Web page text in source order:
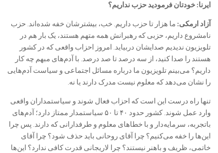
ایرنا: خودتان فرمودید حزب نداریم؟
آزاد ارمکی: ما هزار تا حزب داریم. خب، بیشترشان خفه شده‌اند. حزب
نامشروع داریم، حزبی که رهبرانش همه متهم هستند، یک بار هم در
تلویزیون ندیدیم صدایشان دربیاید. امروز احزاب واقعی که در کشور
هستند را صدا کنید، از سه درصد تا صد درصد. با آدم‌های مبهم چه کار
داریم؟ می‌بینم تلویزیون ما درباره مسائل اجتماعی و سیاست آدم‌هایی
را نشان می‌دهد که معلوم نیست مدرک دارند یا نه.
تنها راه درست این است که احزاب فعال شوند و سیاستمداران واقعی
وارد عمل شوند. کشور حدود ۴۰ تا ۵۰ سیاستمدار ممتاز دارد؛ آدم‌های
باتجربه، سرمایه‌دار و با خطاهای معلوم و طرفدارانی که دارند. پس چرا
این‌ها را خفه می‌کنیم؟ چرا آقای روحانی باید حذف شود؟ چرا آقای
خاتمی، ظریف و باهنر نیستند؟ چرا لاریجانی قدرت کافی ندارد؟ این‌ها